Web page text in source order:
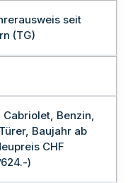
seit
(TG)
Benzin,
Baujahr ab
CHF
)